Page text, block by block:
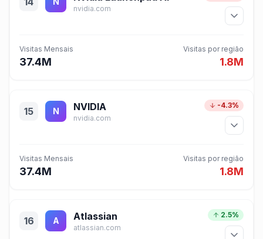
nvidia.com
Visitas Mensais
37.4M
Visitas por região
1.8M
15 N NVIDIA
nvidia.com
-4.3%
Visitas Mensais
37.4M
Visitas por região
1.8M
16 A Atlassian
atlassian.com
2.5%